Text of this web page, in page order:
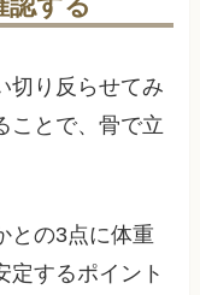
切り反らせてみ
ことで、骨で立
との3点に体重
定するポイント